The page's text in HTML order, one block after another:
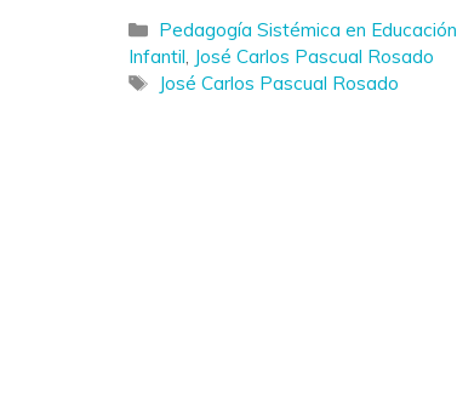
Categorías
Pedagogía Sistémica en Educación
Infantil, José Carlos Pascual Rosado
Etiquetas
José Carlos Pascual Rosado